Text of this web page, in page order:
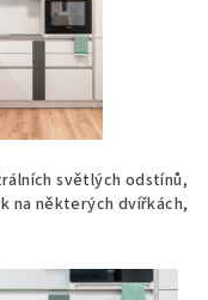
světlých odstínů,
na některých dvířkách,